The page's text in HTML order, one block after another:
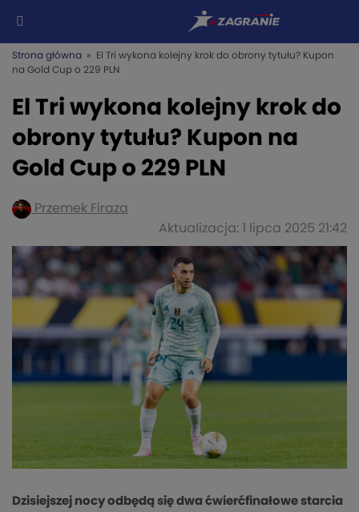
Strona główna » El Tri wykona kolejny krok do obrony tytułu? Kupon
na Gold Cup o 229 PLN
El Tri wykona kolejny krok do
obrony tytułu? Kupon na
Gold Cup o 229 PLN
Przemek Firaza
Aktualizacja: 1 lipca 2025 21:42
Dzisiejszej nocy odbędą się dwa ćwierćfinałowe starcia